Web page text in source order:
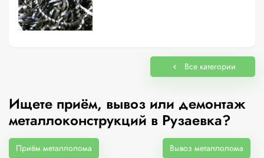
Все категории
Ищете приём, вывоз или демонтаж
металлоконструкций в Рузаевка?
Приём металлолома Вывоз металлолома